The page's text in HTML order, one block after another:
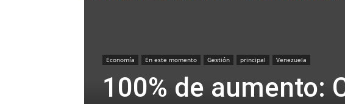
Economía En este momento Gestión principal Venezuela
100% de aumento: